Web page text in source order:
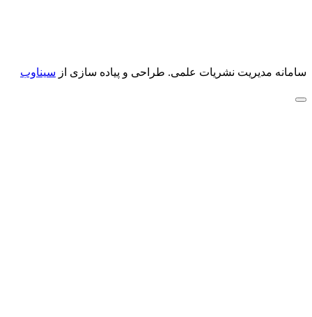
سامانه مدیریت نشریات علمی. طراحی و پیاده سازی از سیناوب